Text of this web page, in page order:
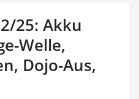
25: Akku
Welle,
Dojo-Aus,